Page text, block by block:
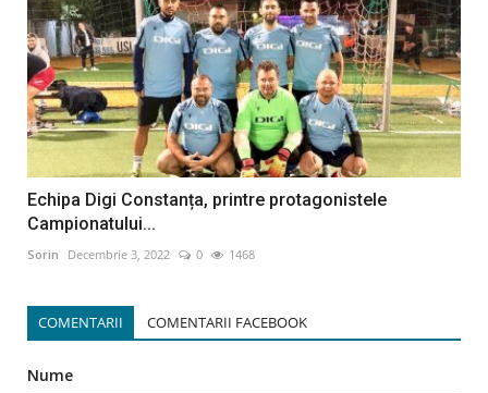
Echipa Digi Constanța, printre protagonistele
Campionatului...
Sorin Decembrie 3, 2022 0 1468
COMENTARII COMENTARII FACEBOOK
Nume